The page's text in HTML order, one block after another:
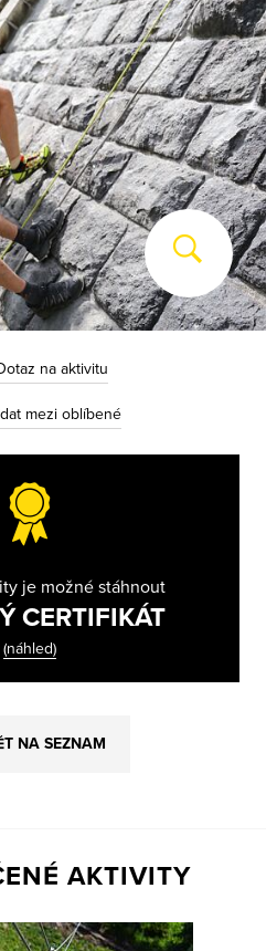
na aktivitu
mezi oblíbené
je možné stáhnout
CERTIFIKÁT
(náhled)
NA SEZNAM
AKTIVITY